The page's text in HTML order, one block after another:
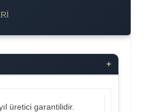
+
üretici garantilidir.